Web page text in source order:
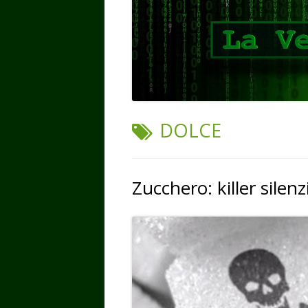
TAG:
DOLCE
Zucchero: killer